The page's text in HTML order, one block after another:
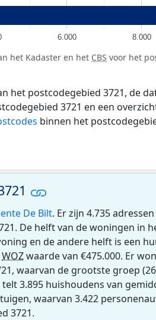
6.000 8.000
het Kadaster en het CBS voor het
het postcodegebied 3721, de
3721 en een
binnen het
De Bilt. Er zijn 4.735
De helft van de woningen in
en de andere helft is een
WOZwaarde van €475.000. Er
waarvan de grootste groep
3.895 huishoudens van
waarvan 3.422
3721.